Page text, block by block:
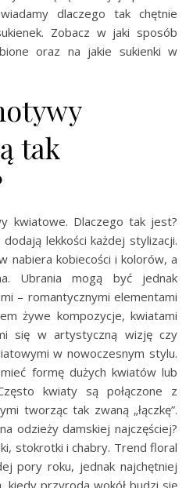
dlaczego tak chętnie
Zobacz w jaki sposób
oraz na jakie sukienki w
tak
kwiatowe. Dlaczego tak jest?
lekkości każdej stylizacji.
nabiera kobiecości i kolorów, a
Ubrania mogą być jednak
– romantycznymi elementami
żywe kompozycje, kwiatami
się w artystyczną wizję czy
w nowoczesnym stylu.
formę dużych kwiatów lub
kwiaty są połączone z
tworząc tak zwaną „łączkę”.
odzieży damskiej najczęściej?
stokrotki i chabry. Trend floral
pory roku, jednak najchętniej